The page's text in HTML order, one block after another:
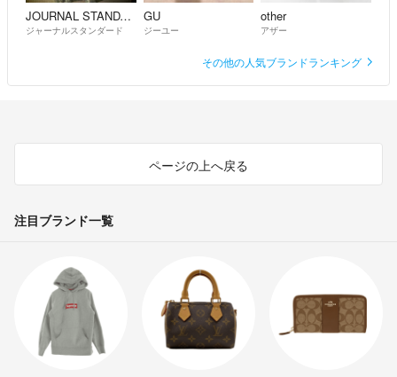
JOURNAL STANDARD
ジャーナルスタンダード
GU
ジーユー
other
アザー
その他の人気ブランドランキング
ページの上へ戻る
注目ブランド一覧